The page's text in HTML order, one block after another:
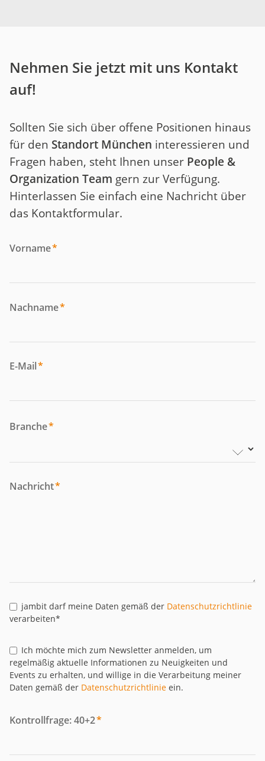
Nehmen Sie jetzt mit uns Kontakt
auf!
Sollten Sie sich über offene Positionen hinaus
für den Standort München interessieren und
Fragen haben, steht Ihnen unser People &
Organization Team gern zur Verfügung.
Hinterlassen Sie einfach eine Nachricht über
das Kontaktformular.
Vorname*
Nachname*
E-Mail*
Branche*
Nachricht*
jambit darf meine Daten gemäß der Datenschutzrichtlinie
verarbeiten*
Ich möchte mich zum Newsletter anmelden, um
regelmäßig aktuelle Informationen zu Neuigkeiten und
Events zu erhalten, und willige in die Verarbeitung meiner
Daten gemäß der Datenschutzrichtlinie ein.
Kontrollfrage: 40+2*